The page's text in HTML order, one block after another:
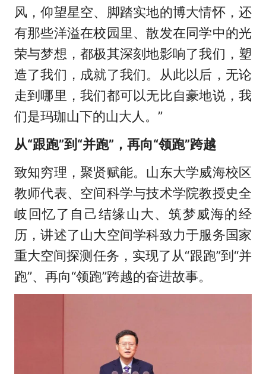
风，仰望星空、脚踏实地的博大情怀，还
有那些洋溢在校园里、散发在同学中的光
荣与梦想，都极其深刻地影响了我们，塑
造了我们，成就了我们。从此以后，无论
走到哪里，我们都可以无比自豪地说，我
们是玛珈山下的山大人。”
从“跟跑”到“并跑”，再向“领跑”跨越
致知穷理，聚贤赋能。山东大学威海校区
教师代表、空间科学与技术学院教授史全
岐回忆了自己结缘山大、筑梦威海的经
历，讲述了山大空间学科致力于服务国家
重大空间探测任务，实现了从“跟跑”到“并
跑”、再向“领跑”跨越的奋进故事。